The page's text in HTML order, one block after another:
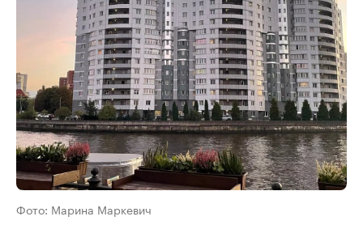
Фото: Марина Маркевич